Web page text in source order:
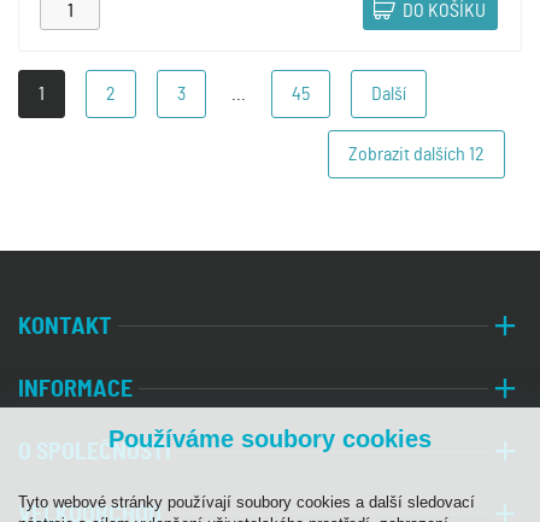
DO KOŠÍKU
1 2 3 45 Další
Zobrazit dalších 12
KONTAKT
INFORMACE
O SPOLEČNOSTI
VELKOOBCHOD
Používáme soubory cookies
Tyto webové stránky používají soubory cookies a další sledovací